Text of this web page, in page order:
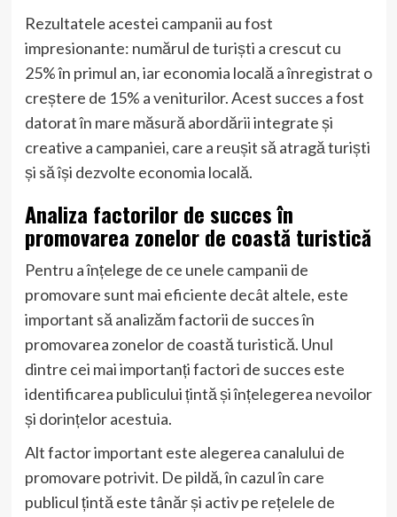
Rezultatele acestei campanii au fost
impresionante: numărul de turiști a crescut cu
25% în primul an, iar economia locală a înregistrat o
creștere de 15% a veniturilor. Acest succes a fost
datorat în mare măsură abordării integrate și
creative a campaniei, care a reușit să atragă turiști
și să își dezvolte economia locală.
Analiza factorilor de succes în
promovarea zonelor de coastă turistică
Pentru a înțelege de ce unele campanii de
promovare sunt mai eficiente decât altele, este
important să analizăm factorii de succes în
promovarea zonelor de coastă turistică. Unul
dintre cei mai importanți factori de succes este
identificarea publicului țintă și înțelegerea nevoilor
și dorințelor acestuia.
Alt factor important este alegerea canalului de
promovare potrivit. De pildă, în cazul în care
publicul țintă este tânăr și activ pe rețelele de